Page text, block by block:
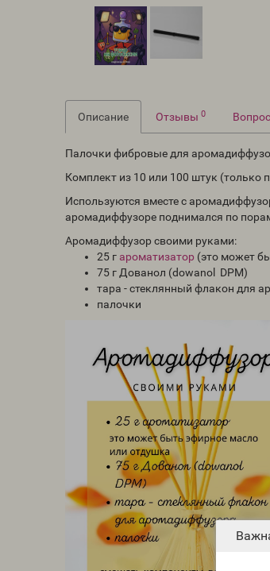
Описание Отзывы0
Палочки фибровые для
Комплект из 10 или 100 штук (только
Используются вместе с
аромадиффузоре поднимался по
Аромадиффузор своими руками:
25 г ароматизатор (это может
75 г Дованол (dowanol DPM)
тара - стеклянный флакон для
палочки